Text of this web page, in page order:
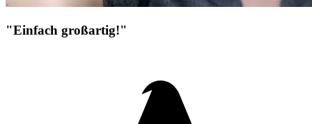
"Einfach großartig!"